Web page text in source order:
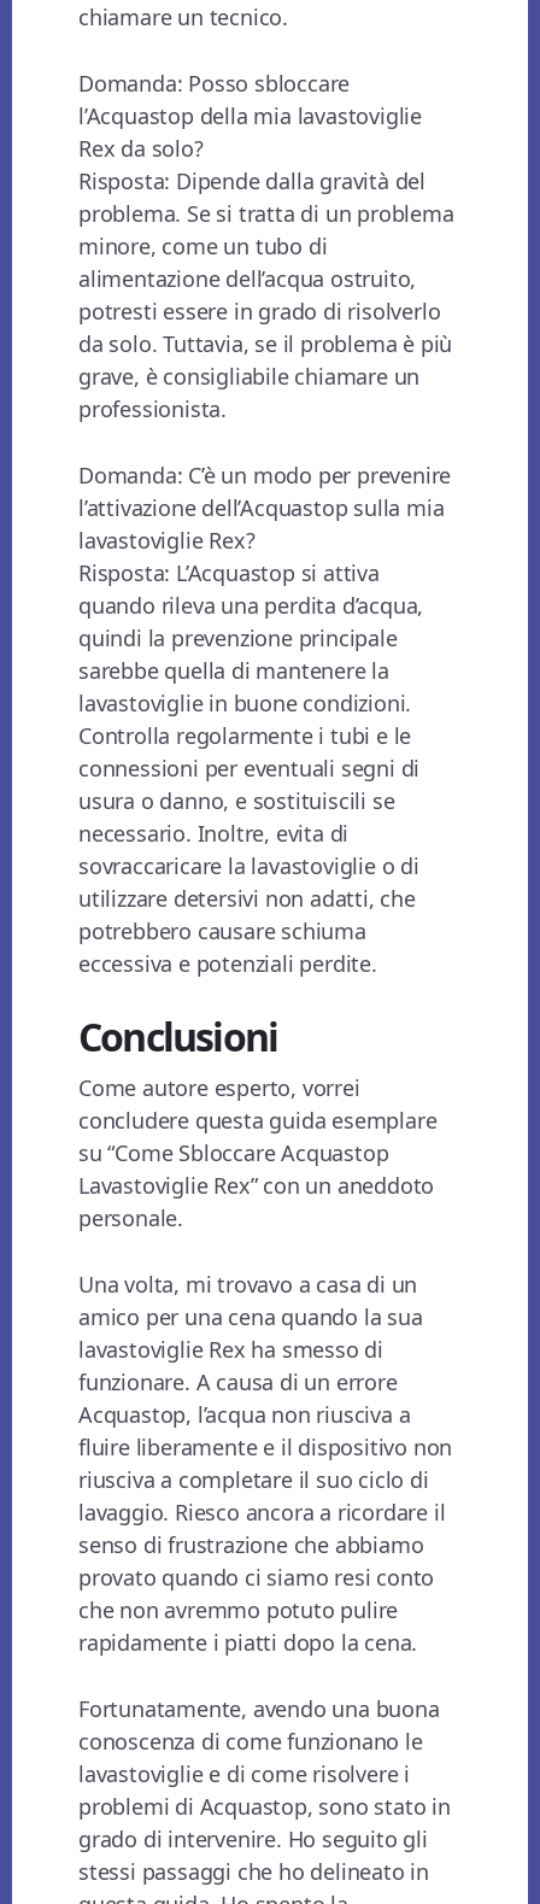
chiamare un tecnico.
Domanda: Posso sbloccare
l’Acquastop della mia lavastoviglie
Rex da solo?
Risposta: Dipende dalla gravità del
problema. Se si tratta di un problema
minore, come un tubo di
alimentazione dell’acqua ostruito,
potresti essere in grado di risolverlo
da solo. Tuttavia, se il problema è più
grave, è consigliabile chiamare un
professionista.
Domanda: C’è un modo per prevenire
l’attivazione dell’Acquastop sulla mia
lavastoviglie Rex?
Risposta: L’Acquastop si attiva
quando rileva una perdita d’acqua,
quindi la prevenzione principale
sarebbe quella di mantenere la
lavastoviglie in buone condizioni.
Controlla regolarmente i tubi e le
connessioni per eventuali segni di
usura o danno, e sostituiscili se
necessario. Inoltre, evita di
sovraccaricare la lavastoviglie o di
utilizzare detersivi non adatti, che
potrebbero causare schiuma
eccessiva e potenziali perdite.
Conclusioni
Come autore esperto, vorrei
concludere questa guida esemplare
su “Come Sbloccare Acquastop
Lavastoviglie Rex” con un aneddoto
personale.
Una volta, mi trovavo a casa di un
amico per una cena quando la sua
lavastoviglie Rex ha smesso di
funzionare. A causa di un errore
Acquastop, l’acqua non riusciva a
fluire liberamente e il dispositivo non
riusciva a completare il suo ciclo di
lavaggio. Riesco ancora a ricordare il
senso di frustrazione che abbiamo
provato quando ci siamo resi conto
che non avremmo potuto pulire
rapidamente i piatti dopo la cena.
Fortunatamente, avendo una buona
conoscenza di come funzionano le
lavastoviglie e di come risolvere i
problemi di Acquastop, sono stato in
grado di intervenire. Ho seguito gli
stessi passaggi che ho delineato in